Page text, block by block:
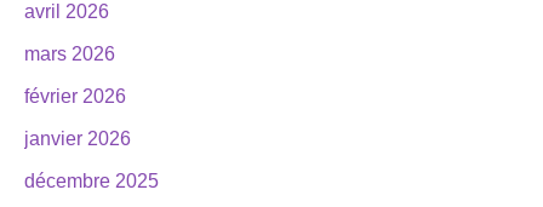
avril 2026
mars 2026
février 2026
janvier 2026
décembre 2025